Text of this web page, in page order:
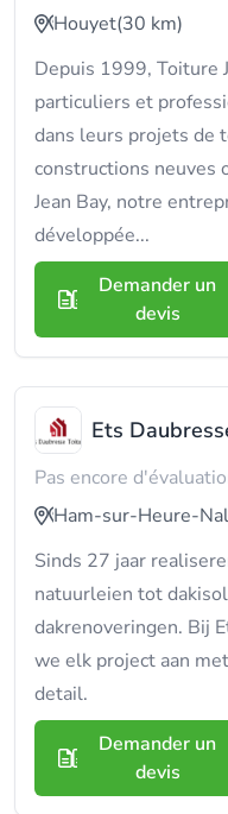
Houyet(30 km)
Depuis 1999, Toiture
particuliers et
dans leurs projets de
constructions neuves
Jean Bay, notre
développée...
Demander un
devis
Ets
Pas encore
Ham-sur-Heure-
Sinds 27 jaar
natuurleien tot
dakrenoveringen. Bij
we elk project aan
detail.
Demander un
devis